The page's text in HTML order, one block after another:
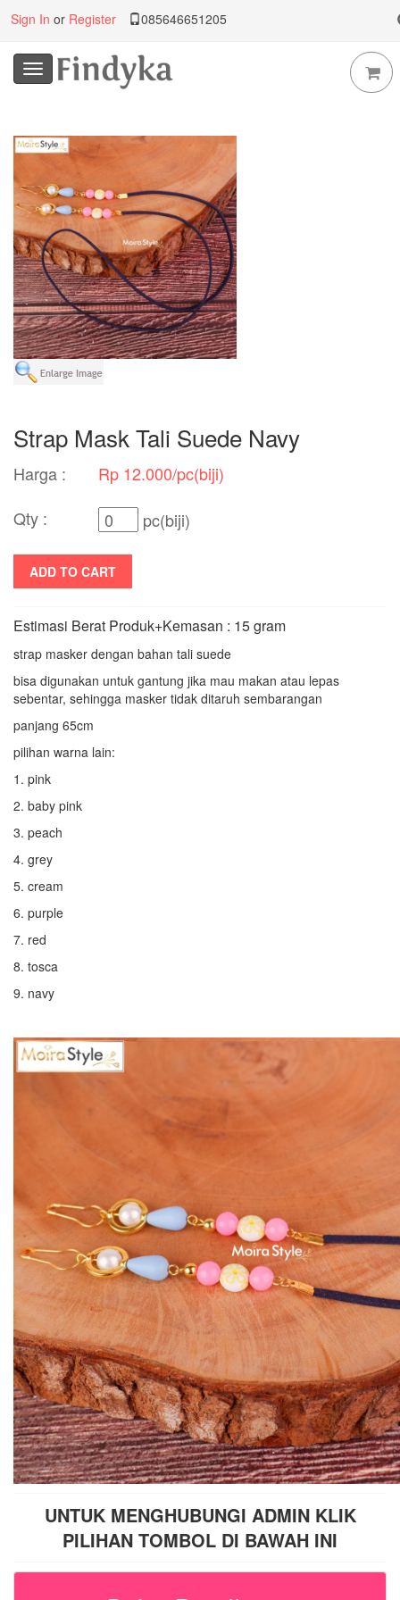
Sign In or Register 085646651205
Strap Mask Tali Suede Navy
Harga :
Rp 12.000/pc(biji)
Qty :
pc(biji)
ADD TO CART
Estimasi Berat Produk+Kemasan : 15 gram
strap masker dengan bahan tali suede
bisa digunakan untuk gantung jika mau makan atau lepas
sebentar, sehingga masker tidak ditaruh sembarangan
panjang 65cm
pilihan warna lain:
1. pink
2. baby pink
3. peach
4. grey
5. cream
6. purple
7. red
8. tosca
9. navy
UNTUK MENGHUBUNGI ADMIN KLIK
PILIHAN TOMBOL DI BAWAH INI